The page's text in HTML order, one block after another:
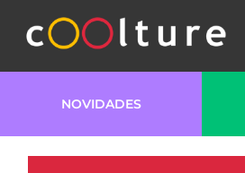
NOVIDADES